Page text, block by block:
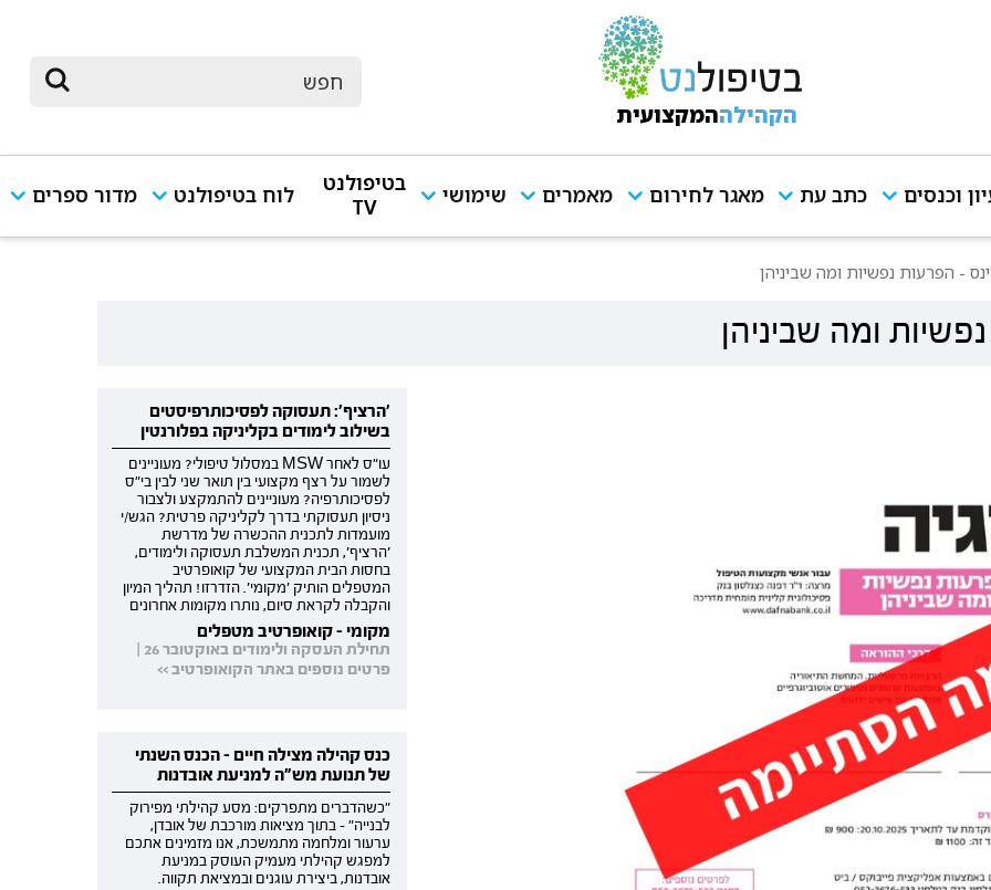
הקהילההמקצועית
וכנסים כתב עת מאגר לחירום מאמרים שימושי
בטיפולנט
TV
לוח בטיפולנט מדור ספרים
- הפרעות נפשיות ומה שביניהן
ומה שביניהן
'הרציף': תעסוקה לפסיכותרפיסטים
בשילוב לימודים בקליניקה בפלורנטין
עו"ס לאחר MSW במסלול טיפולי? מעוניינים
לשמור על רצף מקצועי בין תואר שני לבין בי"ס
לפסיכותרפיה? מעוניינים להתמקצע ולצבור
ניסיון תעסוקתי בדרך לקליניקה פרטית? הגש/י
מועמדות לתכנית ההכשרה של מדרשת
'הרציף', תכנית המשלבת תעסוקה ולימודים,
בחסות הבית המקצועי של קואופרטיב
המטפלים הותיק 'מקומי'. הזדרזו! תהליך המיון
והקבלה לקראת סיום, נותרו מקומות אחרונים
מקומי - קואופרטיב מטפלים
תחילת העסקה ולימודים באוקטובר 26 |
פרטים נוספים באתר הקואופרטיב >>
כנס קהילה מצילה חיים - הכנס השנתי
של תנועת מש"ה למניעת אובדנות
"כשהדברים מתפרקים: מסע קהילתי מפירוק
לבנייה" - בתוך מציאות מורכבת של אובדן,
ערעור ומלחמה מתמשכת, אנו מזמינים אתכם
למפגש קהילתי מעמיק העוסק במניעת
אובדנות, ביצירת עוגנים ובמציאת תקווה.